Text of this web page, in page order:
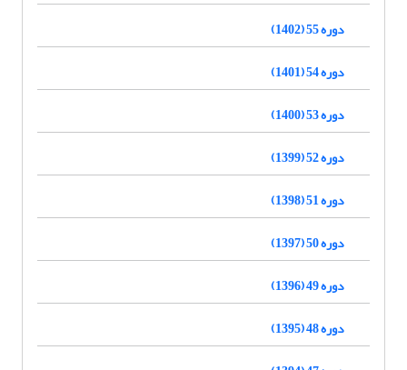
دوره 55 (1402)
دوره 54 (1401)
دوره 53 (1400)
دوره 52 (1399)
دوره 51 (1398)
دوره 50 (1397)
دوره 49 (1396)
دوره 48 (1395)